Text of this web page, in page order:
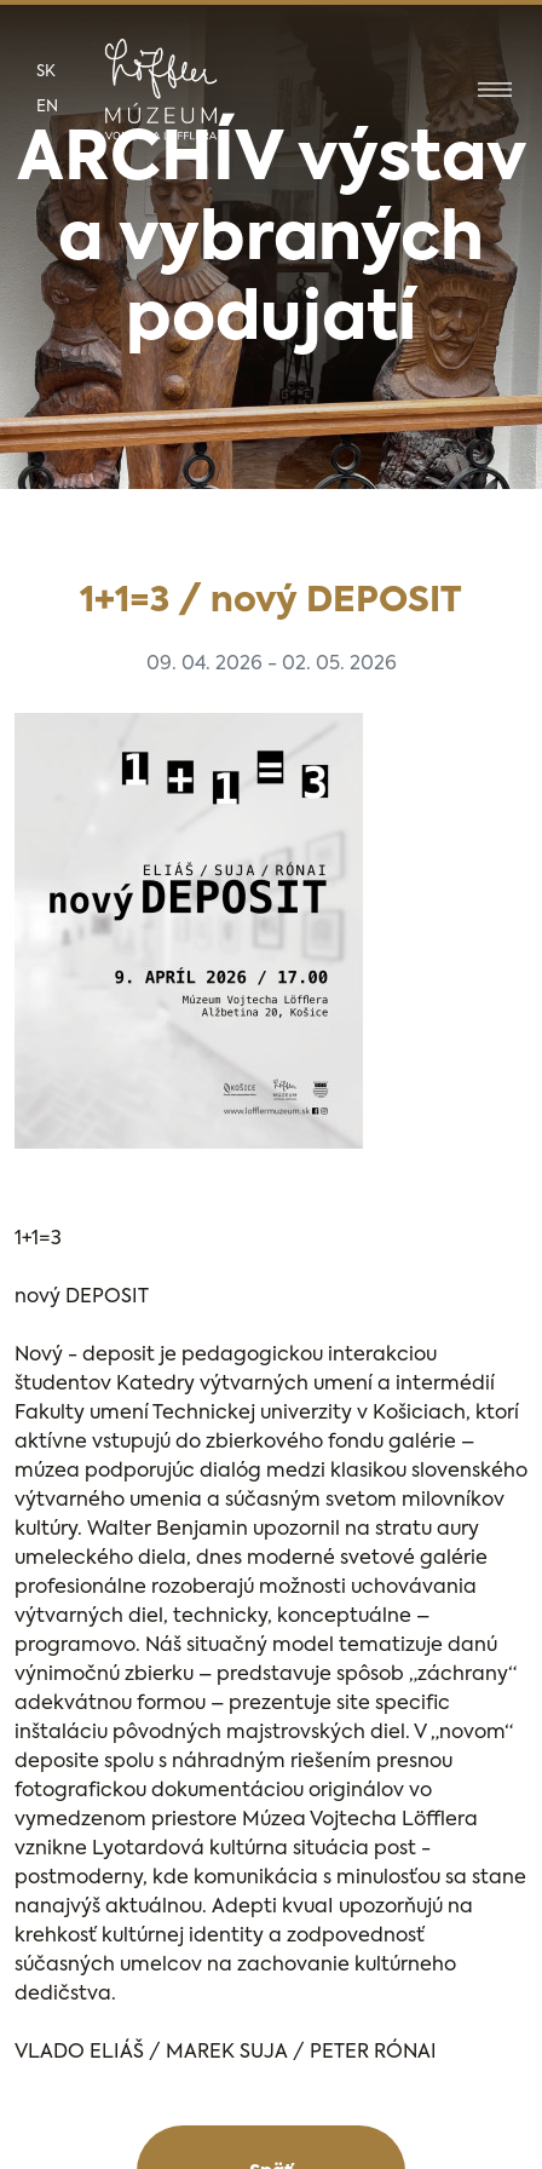
SK
EN
ARCHÍV výstav
a vybraných
podujatí
1+1=3 / nový DEPOSIT
09. 04. 2026 - 02. 05. 2026
1+1=3
nový DEPOSIT
Nový - deposit je pedagogickou interakciou
študentov Katedry výtvarných umení a intermédií
Fakulty umení Technickej univerzity v Košiciach, ktorí
aktívne vstupujú do zbierkového fondu galérie –
múzea podporujúc dialóg medzi klasikou slovenského
výtvarného umenia a súčasným svetom milovníkov
kultúry. Walter Benjamin upozornil na stratu aury
umeleckého diela, dnes moderné svetové galérie
profesionálne rozoberajú možnosti uchovávania
výtvarných diel, technicky, konceptuálne –
programovo. Náš situačný model tematizuje danú
výnimočnú zbierku – predstavuje spôsob „záchrany“
adekvátnou formou – prezentuje site specific
inštaláciu pôvodných majstrovských diel. V „novom“
deposite spolu s náhradným riešením presnou
fotografickou dokumentáciou originálov vo
vymedzenom priestore Múzea Vojtecha Löfflera
vznikne Lyotardová kultúrna situácia post -
postmoderny, kde komunikácia s minulosťou sa stane
nanajvýš aktuálnou. Adepti kvuaI upozorňujú na
krehkosť kultúrnej identity a zodpovednosť
súčasných umelcov na zachovanie kultúrneho
dedičstva.
VLADO ELIÁŠ / MAREK SUJA / PETER RÓNAI